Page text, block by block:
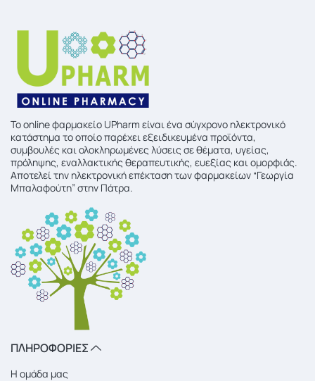
To online φαρμακείο UPharm είναι ένα σύγχρονο ηλεκτρονικό
κατάστημα το οποίο παρέχει εξειδικευμένα προϊόντα,
συμβουλές και ολοκληρωμένες λύσεις σε θέματα, υγείας,
πρόληψης, εναλλακτικής θεραπευτικής, ευεξίας και ομορφιάς.
Αποτελεί την ηλεκτρονική επέκταση των φαρμακείων “Γεωργία
Μπαλαφούτη” στην Πάτρα.
ΠΛΗΡΟΦΟΡΙΕΣ
Η ομάδα μας